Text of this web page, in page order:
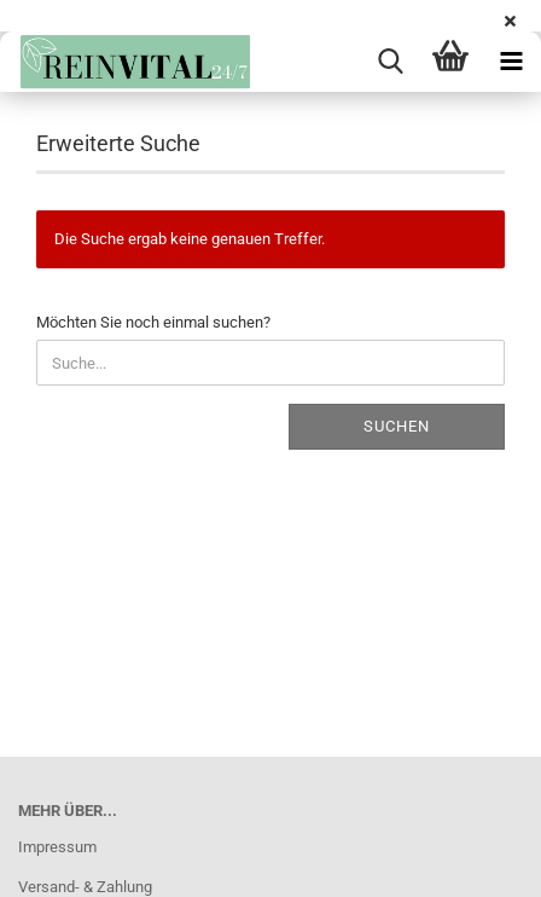
Erweiterte Suche
Die Suche ergab keine genauen Treffer.
MÖCHTEN
SIE
NOCH
EINMAL
Möchten Sie noch einmal suchen?
SUCHEN
MEHR ÜBER...
Impressum
Versand- & Zahlung